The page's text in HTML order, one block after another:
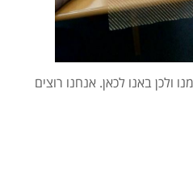
ולכן באנו לכאן. אנחנו רוצים